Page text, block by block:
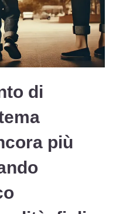
di
più